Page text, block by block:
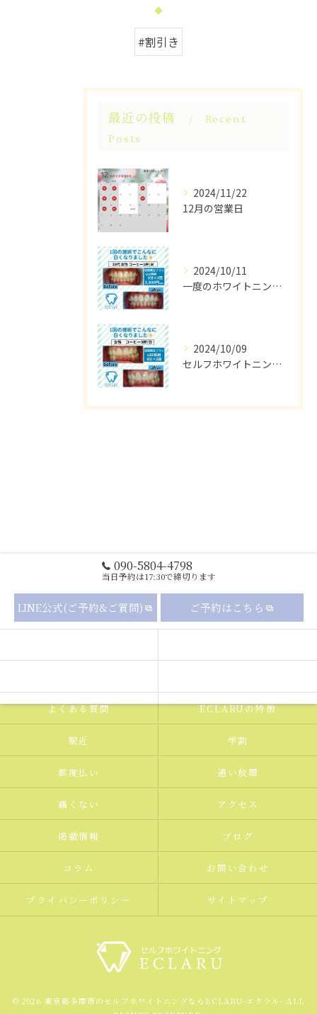
#割引き
最近の投稿
Recent
Posts
2024/11/22
12月の営業日
2024/10/11
一度のホワイトニングでこんなに白くなるなんて、驚きですね！😲✨
2024/10/09
セルフホワイトニングで簡単黄ばみ解消！
090-5804-4798
当日予約は17:30で締切ります
LINE公式(ご予約&ご質問) ご予約はこちら
よくある質問 ECLARUの特徴
駅近 学割
都度払い 通い放題
痛くない アクセス
掲載情報 ブログ
コラム お問い合わせ
プライバシーポリシー サイトマップ
© 2026 東京都多摩市のセルフホワイトニングならECLARU-エクラル- ALL